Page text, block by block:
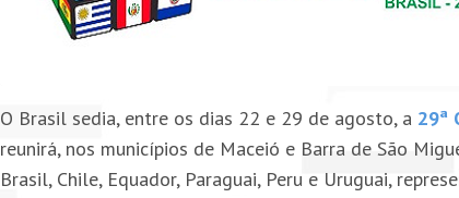
O Brasil sedia, entre os dias 22 e 29 de agosto, a 29ª
reunirá, nos municípios de Maceió e Barra de São
Brasil, Chile, Equador, Paraguai, Peru e Uruguai,